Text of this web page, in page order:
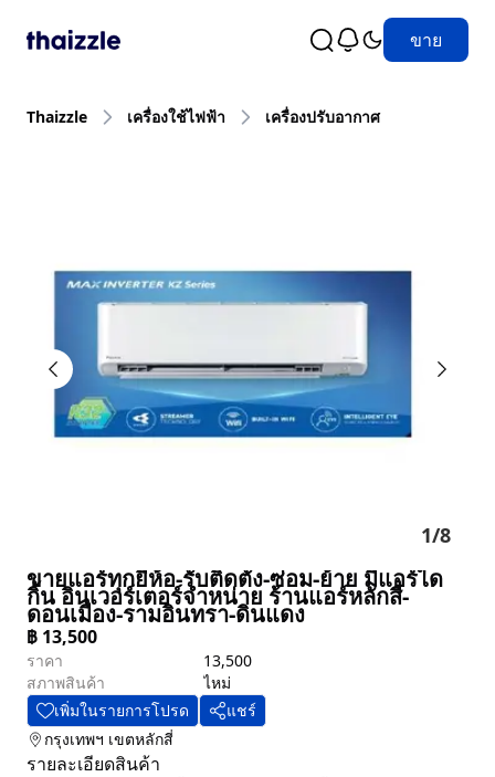
ขาย
Thaizzle เครื่องใช้ไฟฟ้า เครื่องปรับอากาศ
1/8
ขายแอร์ทุกยี่ห้อ-รับติดตั้ง-ซ่อม-ย้าย มีแอร์ได
กิ้น อินเวอร์เตอร์จำหน่าย ร้านแอร์หลักสี่-
ดอนเมือง-รามอินทรา-ดินแดง
฿ 13,500
ราคา
13,500
สภาพสินค้า
ไหม่
เพิ่มในรายการโปรด
แชร์
กรุงเทพฯ เขตหลักสี่
รายละเอียดสินค้า